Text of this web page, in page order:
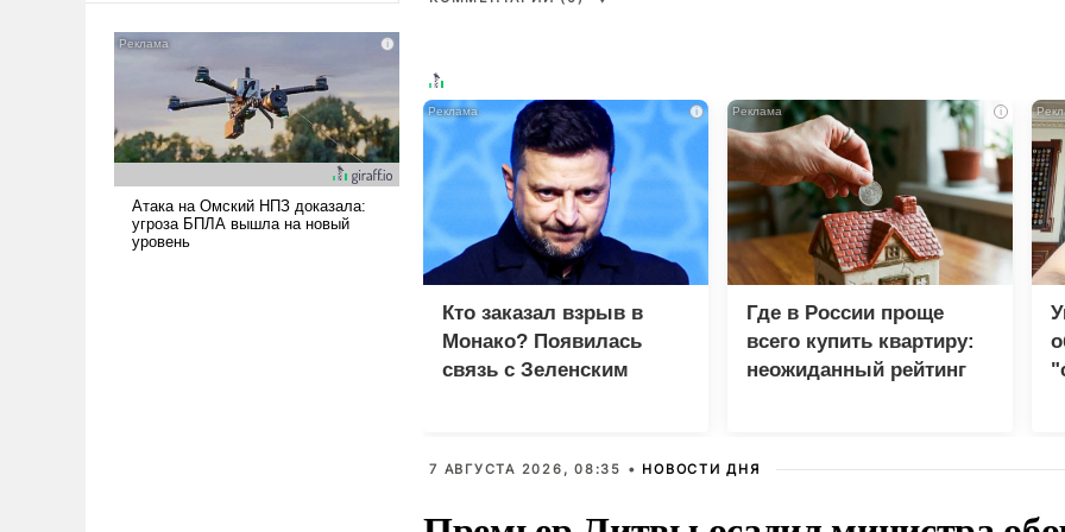
Сложившаяся ситуация
означает многолетний период
уязвимости США, например,
перед Китаем.
i
Кто заказал взрыв в
Монако? Появилась
связь с Зеленским
i
Где в России проще
всего купить квартиру:
неожиданный рейтинг
7 АВГУСТА 2026, 08:35 • НОВОСТИ ДНЯ